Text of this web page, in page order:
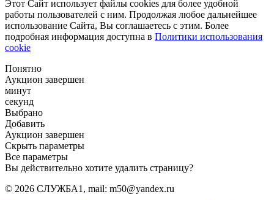
Этот Сайт использует файлы cookies для более удобной
работы пользователей с ним. Продолжая любое дальнейшее
использование Сайта, Вы соглашаетесь с этим. Более
подробная информация доступна в Политики использования
cookie
Понятно
Аукцион завершен
минут
секунд
Выбрано
Добавить
Аукцион завершен
Скрыть параметры
Все параметры
Вы действительно хотите удалить страницу?
© 2026 СЛУЖБА1, mail: m50@yandex.ru